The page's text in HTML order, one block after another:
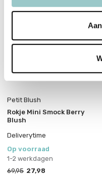
sale 60%
Petit Blush
Rokje Mini Smock Berry
Blush
Deliverytime
Op voorraad
1-2 werkdagen
69,95 27,98